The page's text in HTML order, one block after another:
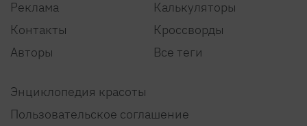
Реклама
Контакты
Авторы
Калькуляторы
Кроссворды
Все теги
Энциклопедия красоты
Пользовательское соглашение